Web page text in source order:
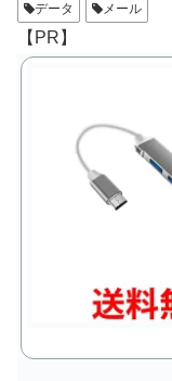
データ メール
【PR】